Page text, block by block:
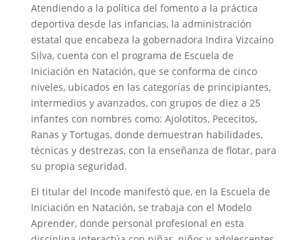
Atendiendo a la política del fomento a la práctica
deportiva desde las infancias, la administración
estatal que encabeza la gobernadora Indira Vizcaíno
Silva, cuenta con el programa de Escuela de
Iniciación en Natación, que se conforma de cinco
niveles, ubicados en las categorías de principiantes,
intermedios y avanzados, con grupos de diez a 25
infantes con nombres como: Ajolotitos, Pececitos,
Ranas y Tortugas, donde demuestran habilidades,
técnicas y destrezas, con la enseñanza de flotar, para
su propia seguridad.
El titular del Incode manifestó que, en la Escuela de
Iniciación en Natación, se trabaja con el Modelo
Aprender, donde personal profesional en esta